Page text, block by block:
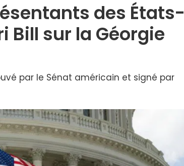
des États-
Bill sur la Géorgie
par le Sénat américain et signé par